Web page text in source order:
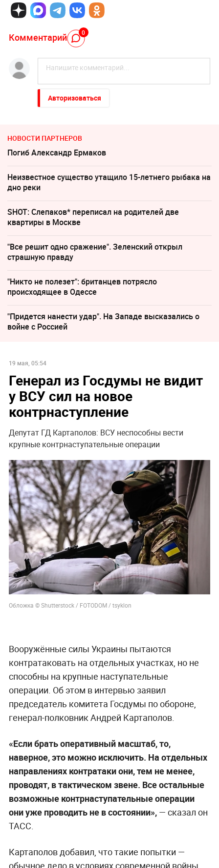
Комментарий 0
Авторизоваться
НОВОСТИ ПАРТНЕРОВ
Погиб Александр Ермаков
Неизвестное существо утащило 15-летнего рыбака на
дно реки
SHOT: Слепаков* переписал на родителей две
квартиры в Москве
"Все решит одно сражение". Зеленский открыл
страшную правду
"Никто не полезет": британцев потрясло
происходящее в Одессе
"Придется нанести удар". На Западе высказались о
войне с Россией
19 мая, 05:54
Генерал из Госдумы не видит
у ВСУ сил на новое
контрнаступление
Депутат ГД Картаполов: ВСУ неспособны вести
крупные контрнаступательные операции
Обложка © Shutterstock / FOTODOM / tsyklon
Вооружённые силы Украины пытаются
контратаковать на отдельных участках, но не
способны на крупные наступательные
операции. Об этом в интервью заявил
председатель комитета Госдумы по обороне,
генерал-полковник Андрей Картаполов.
«Если брать оперативный масштаб, то,
наверное, это можно исключить. На отдельных
направлениях контратаки они, тем не менее,
проводят, в тактическом звене. Все остальные
возможные контрнаступательные операции
они уже проводить не в состоянии», — сказал он
ТАСС.
Картаполов добавил, что такие попытки —
обычное дело в условиях современной войны,